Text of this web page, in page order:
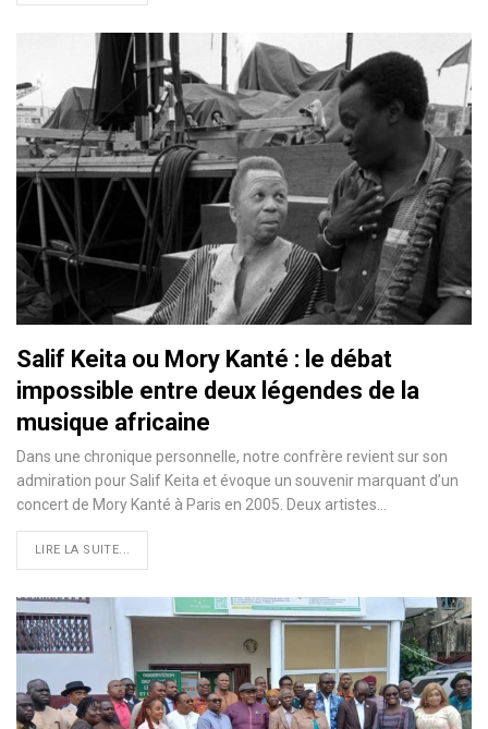
Salif Keita ou Mory Kanté : le débat
impossible entre deux légendes de la
musique africaine
Dans une chronique personnelle, notre confrère revient sur son
admiration pour Salif Keita et évoque un souvenir marquant d’un
concert de Mory Kanté à Paris en 2005. Deux artistes…
LIRE LA SUITE...